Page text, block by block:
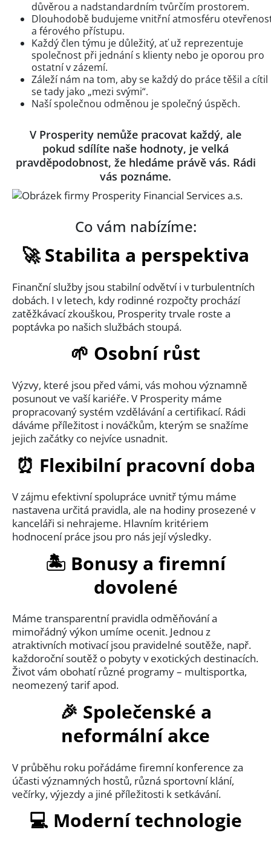
důvěrou a nadstandardním tvůrčím prostorem.
Dlouhodobě budujeme vnitřní atmosféru
a férového přístupu.
Každý člen týmu je důležitý, ať už reprezentuje
společnost při jednání s klienty nebo je oporou pro
ostatní v zázemí.
Záleží nám na tom, aby se každý do práce těšil a cítil
se tady jako „mezi svými“.
Naší společnou odměnou je společný úspěch.
V Prosperity nemůže pracovat každý, ale
pokud sdílíte naše hodnoty, je velká
pravděpodobnost, že hledáme právě vás. Rádi
vás poznáme.
Co vám nabízíme:
🚀 Stabilita a perspektiva
Finanční služby jsou stabilní odvětví i v turbulentních
dobách. I v letech, kdy rodinné rozpočty prochází
zatěžkávací zkouškou, Prosperity trvale roste a
poptávka po našich službách stoupá.
🌱 Osobní růst
Výzvy, které jsou před vámi, vás mohou významně
posunout ve vaší kariéře. V Prosperity máme
propracovaný systém vzdělávání a certifikací. Rádi
dáváme příležitost i nováčkům, kterým se snažíme
jejich začátky co nejvíce usnadnit.
⏰ Flexibilní pracovní doba
V zájmu efektivní spolupráce uvnitř týmu máme
nastavena určitá pravidla, ale na hodiny prosezené v
kanceláři si nehrajeme. Hlavním kritériem
hodnocení práce jsou pro nás její výsledky.
🏝 Bonusy a firemní
dovolené
Máme transparentní pravidla odměňování a
mimořádný výkon umíme ocenit. Jednou z
atraktivních motivací jsou pravidelné soutěže, např.
každoroční soutěž o pobyty v exotických destinacích.
Život vám obohatí různé programy – multisportka,
neomezený tarif apod.
🎉 Společenské a
neformální akce
V průběhu roku pořádáme firemní konference za
účasti významných hostů, různá sportovní klání,
večírky, výjezdy a jiné příležitosti k setkávání.
💻 Moderní technologie